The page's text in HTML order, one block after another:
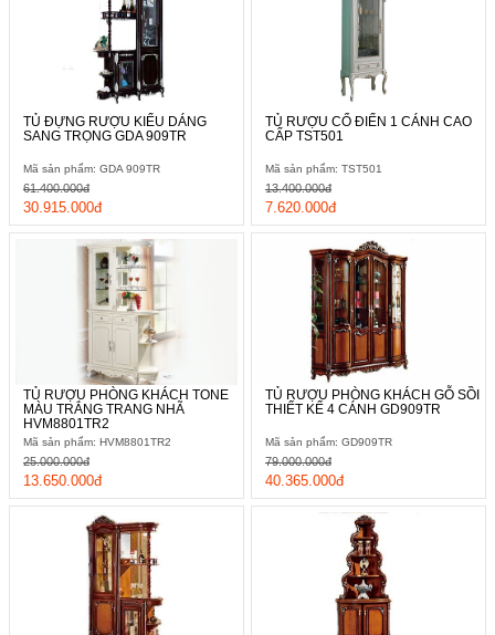
TỦ ĐỰNG RƯỢU KIỂU DÁNG
SANG TRỌNG GDA 909TR
Mã sản phẩm: GDA 909TR
30.915.000đ
61.400.000đ
TỦ RƯỢU CỔ ĐIỂN 1 CÁNH CAO
CẤP TST501
Mã sản phẩm: TST501
7.620.000đ
13.400.000đ
TỦ RƯỢU PHÒNG KHÁCH TONE
MÀU TRẮNG TRANG NHÃ
HVM8801TR2
Mã sản phẩm: HVM8801TR2
13.650.000đ
25.000.000đ
TỦ RƯỢU PHÒNG KHÁCH GỖ SỒI
THIẾT KẾ 4 CÁNH GD909TR
Mã sản phẩm: GD909TR
40.365.000đ
79.000.000đ